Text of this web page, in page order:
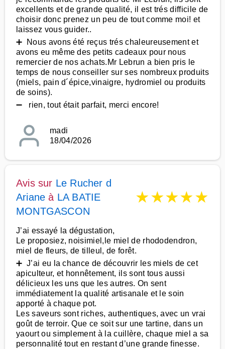
excellents et de grande qualité, il est trés difficile de
choisir donc prenez un peu de tout comme moi! et
laissez vous guider..
➕ Nous avons été reçus trés chaleureusement et
avons eu même des petits cadeaux pour nous
remercier de nos achats.Mr Lebrun a bien pris le
temps de nous conseiller sur ses nombreux produits
(miels, pain d´épice,vinaigre, hydromiel ou produits
de soins).
➖ rien, tout était parfait, merci encore!
madi
18/04/2026
Avis sur Le Rucher d
Ariane à LA BATIE
MONTGASCON
★★★★★
J’ai essayé la dégustation,
Le proposiez, noisimiel,le miel de rhododendron,
miel de fleurs, de tilleul, de forêt.
➕ J’ai eu la chance de découvrir les miels de cet
apiculteur, et honnêtement, ils sont tous aussi
délicieux les uns que les autres. On sent
immédiatement la qualité artisanale et le soin
apporté à chaque pot.
Les saveurs sont riches, authentiques, avec un vrai
goût de terroir. Que ce soit sur une tartine, dans un
yaourt ou simplement à la cuillère, chaque miel a sa
personnalité tout en restant d’une grande finesse.